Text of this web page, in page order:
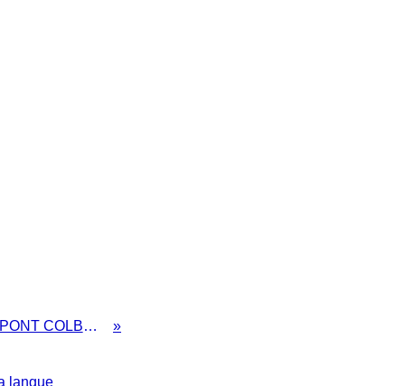
2016: l'année où il faut sauver le PONT COLBERT de DIEPPE!